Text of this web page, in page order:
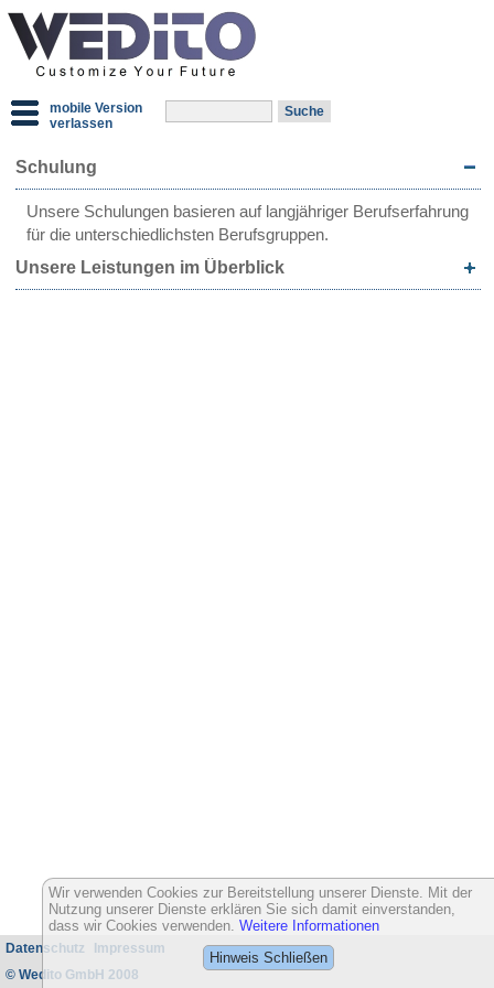
mobile Version
verlassen
Schulung
Unsere Schulungen basieren auf langjähriger Berufserfahrung
für die unterschiedlichsten Berufsgruppen.
Unsere Leistungen im Überblick
Datenschutz
Impressum
© Wedito GmbH 2008
Wir verwenden Cookies zur Bereitstellung unserer Dienste. Mit der
Nutzung unserer Dienste erklären Sie sich damit einverstanden,
dass wir Cookies verwenden. Weitere Informationen
Hinweis Schließen